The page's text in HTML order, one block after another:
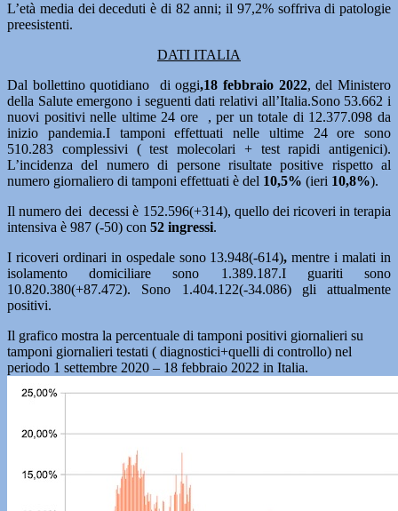
L’età media dei deceduti è di 82 anni; il 97,2% soffriva di patologie
preesistenti.
DATI ITALIA
Dal bollettino quotidiano di oggi,18 febbraio 2022, del Ministero
della Salute emergono i seguenti dati relativi all’Italia.Sono 53.662 i
nuovi positivi nelle ultime 24 ore , per un totale di 12.377.098 da
inizio pandemia.I tamponi effettuati nelle ultime 24 ore sono
510.283 complessivi ( test molecolari + test rapidi antigenici).
L’incidenza del numero di persone risultate positive rispetto al
numero giornaliero di tamponi effettuati è del 10,5% (ieri 10,8%).
Il numero dei decessi è 152.596(+314), quello dei ricoveri in terapia
intensiva è 987 (-50) con 52 ingressi.
I ricoveri ordinari in ospedale sono 13.948(-614), mentre i malati in
isolamento domiciliare sono 1.389.187.I guariti sono
10.820.380(+87.472). Sono 1.404.122(-34.086) gli attualmente
positivi.
Il grafico mostra la percentuale di tamponi positivi giornalieri su
tamponi giornalieri testati ( diagnostici+quelli di controllo) nel
periodo 1 settembre 2020 – 18 febbraio 2022 in Italia.